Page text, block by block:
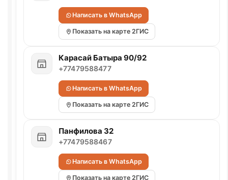
Написать в WhatsApp
Показать на карте 2ГИС
Карасай Батыра 90/92
+77479588477
Написать в WhatsApp
Показать на карте 2ГИС
Панфилова 32
+77479588467
Написать в WhatsApp
Показать на карте 2ГИС